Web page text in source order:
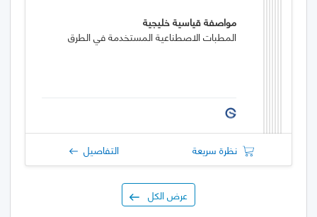
مواصفة قياسية خليجية
المطبات الاصطناعية المستخدمة في الطرق
نظرة سريعة التفاصيل
عرض الكل